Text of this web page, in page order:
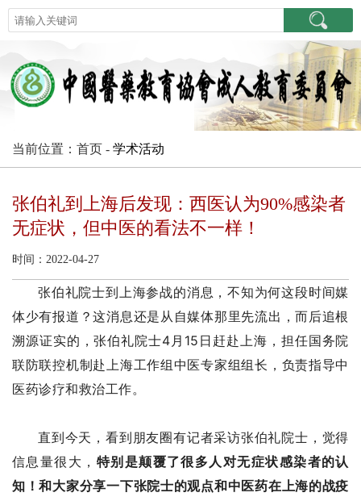
当前位置：首页 - 学术活动
张伯礼到上海后发现：西医认为90%感染者
无症状，但中医的看法不一样！
时间：2022-04-27
张伯礼院士到上海参战的消息，不知为何这段时间媒
体少有报道？这消息还是从自媒体那里先流出，而后追根
溯源证实的，张伯礼院士4月15日赶赴上海，担任国务院
联防联控机制赴上海工作组中医专家组组长，负责指导中
医药诊疗和救治工作。
直到今天，看到朋友圈有记者采访张伯礼院士 ，觉得
信息量很大， 特别是颠覆了很多人对无症状感染者的认
知！和大家分享一下张院士的观点和中医药在上海的战疫